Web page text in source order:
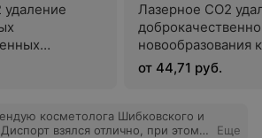
кожи
до 3 мм,
Лазерное СО2
новообразования
(родинок, кератом)
от 44,71 руб.
косметолога Шибковского и
взялся отлично, при этом
Еще